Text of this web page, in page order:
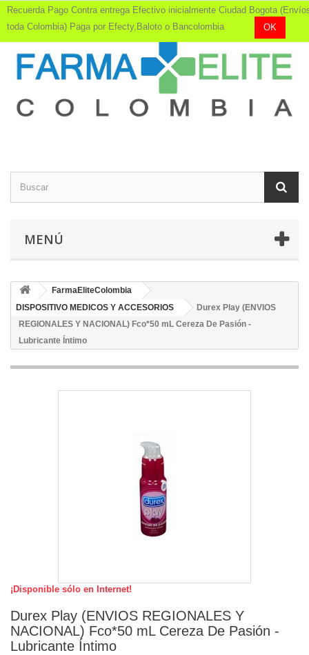
MENÚ
FarmaEliteColombia
DISPOSITIVO MEDICOS Y ACCESORIOS
Durex Play (ENVIOS
REGIONALES Y NACIONAL) Fco*50 mL Cereza De Pasión -
Lubricante Íntimo
¡Disponible sólo en Internet!
Durex Play (ENVIOS REGIONALES Y
NACIONAL) Fco*50 mL Cereza De Pasión -
Lubricante Íntimo
Recuerda Pago Contra entrega Efectivo inicialmente Ciudad Bogota
toda Colombia) Paga por Efecty,Baloto o Bancolombia
OK